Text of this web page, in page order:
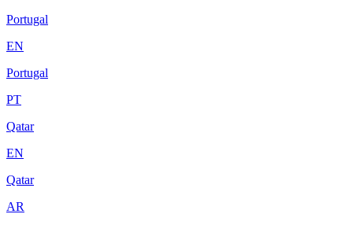
Portugal
EN
Portugal
PT
Qatar
EN
Qatar
AR